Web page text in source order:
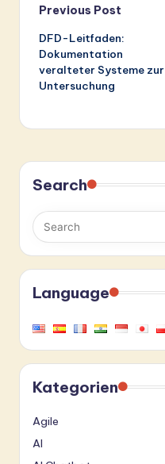
Post
navigation
Previous Post
DFD-Leitfaden:
Dokumentation
veralteter Systeme zur
Untersuchung
Search
Language
Kategorien
Agile
AI